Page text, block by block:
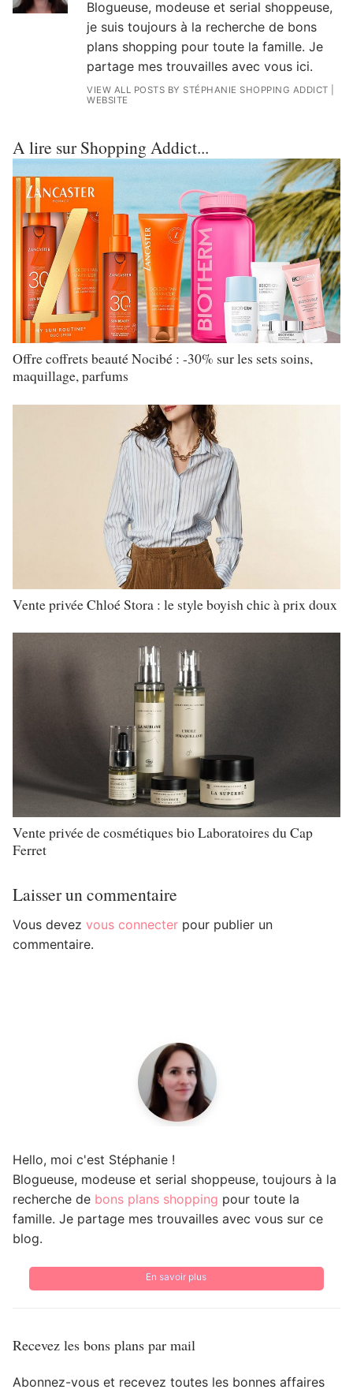
Blogueuse, modeuse et serial shoppeuse,
je suis toujours à la recherche de bons
plans shopping pour toute la famille. Je
partage mes trouvailles avec vous ici.
VIEW ALL POSTS BY STÉPHANIE SHOPPING ADDICT
WEBSITE
A lire sur Shopping Addict...
Offre coffrets beauté Nocibé : -30% sur les sets soins,
maquillage, parfums
Vente privée Chloé Stora : le style boyish chic à prix doux
Vente privée de cosmétiques bio Laboratoires du Cap
Ferret
Laisser un commentaire
Vous devez vous connecter pour publier un
commentaire.
Hello, moi c'est Stéphanie !
Blogueuse, modeuse et serial shoppeuse, toujours à la
recherche de bons plans shopping pour toute la
famille. Je partage mes trouvailles avec vous sur ce
blog.
En savoir plus
Recevez les bons plans par mail
Abonnez-vous et recevez toutes les bonnes affaires